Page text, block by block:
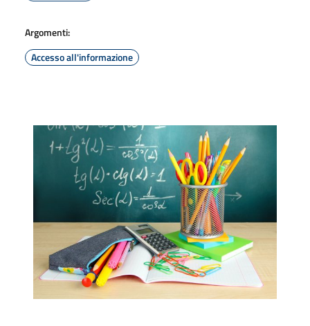
Argomenti:
Accesso all'informazione